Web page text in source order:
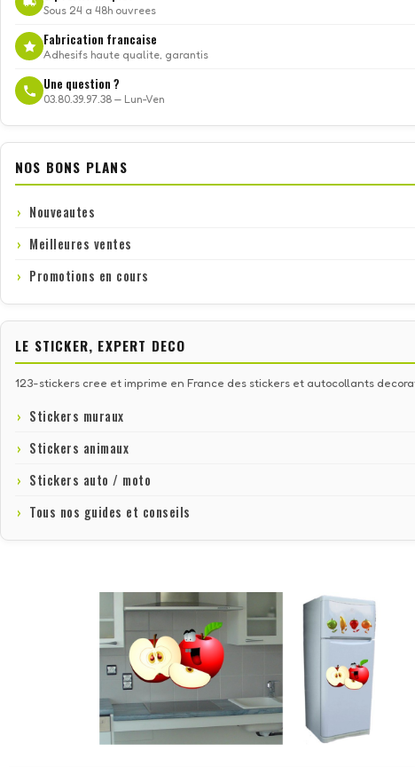
Sous 24 a 48h ouvrees
Fabrication francaise
Adhesifs haute qualite, garantis
Une question ?
03.80.39.97.38 — Lun-Ven
NOS BONS PLANS
Nouveautes
Meilleures ventes
Promotions en cours
LE STICKER, EXPERT DECO
123-stickers cree et imprime en France des stickers et autocollants
Stickers muraux
Stickers animaux
Stickers auto / moto
Tous nos guides et conseils